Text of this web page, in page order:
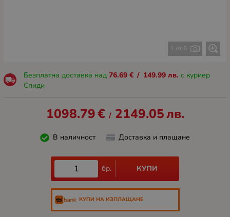
1 от 6
Безплатна доставка над 76.69 € / 149.99 лв. с куриер
Спиди
1098.79€ / 2149.05лв.
В наличност Доставка и плащане
бр. КУПИ
КУПИ НА ИЗПЛАЩАНЕ